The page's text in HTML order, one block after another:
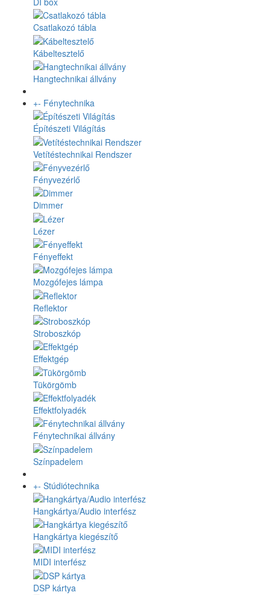
Csatlakozó tábla
Kábeltesztelő
Hangtechnikai állvány
+- Fénytechnika
Építészeti Világítás
Vetítéstechnikai Rendszer
Fényvezérlő
Dimmer
Lézer
Fényeffekt
Mozgófejes lámpa
Reflektor
Stroboszkóp
Effektgép
Tükörgömb
Effektfolyadék
Fénytechnikai állvány
Színpadelem
+- Stúdiótechnika
Hangkártya/Audio interfész
Hangkártya kiegészítő
MIDI interfész
DSP kártya